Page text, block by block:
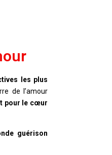
les plus
de l’amour
pour le cœur
guérison